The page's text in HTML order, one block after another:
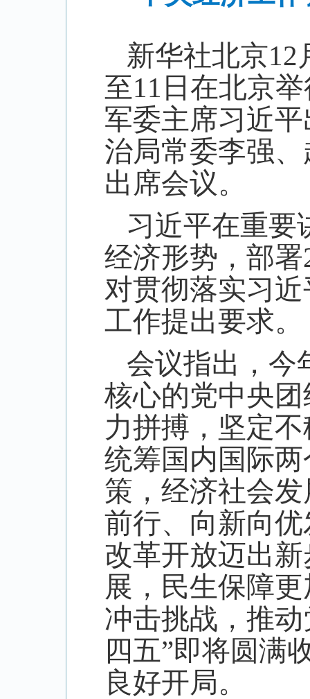
新华社北京12
至11 日在北京
军委主席习近
治局常委李强
出席会议。
习近平在重要
经济形势，部署
对贯彻落实习
工作提出要求。
会议指出，今
核心的党中央
力拼搏，坚定
统筹国内国际
策，经济社会
前行、向新向
改革开放迈出
展，民生保障
冲击挑战，推
四五”即将圆满
良好开局。